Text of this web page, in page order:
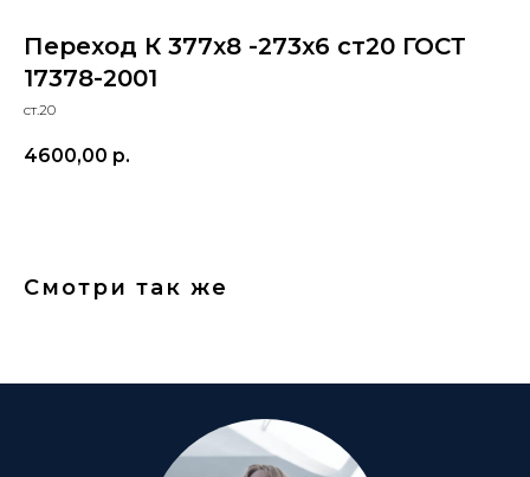
Переход К 377x8 -273x6 ст20 ГОСТ
17378-2001
ст.20
4600,00 р.
Смотри так же